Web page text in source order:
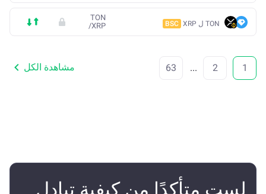
TON ل XRP BSC
TON
/XRP
1
2
...
63 مشاهدة الكل
لست متأكدًا من كيفية تبادل